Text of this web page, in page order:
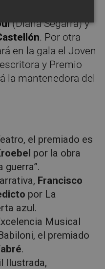
por la
(Diana Segarra) y
. Por otra
en la gala el Joven
y Premio
la mantenedora del
el premiado es
por la obra
guerra”.
Francisco
por La
azul.
Musical
el premiado
.
Ilustrada,